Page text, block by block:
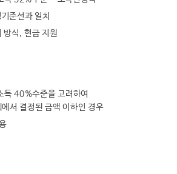
준선과 일치
방식, 현금 지원
득 40%수준을 고려하여
서 결정된 금액 이하인 경우